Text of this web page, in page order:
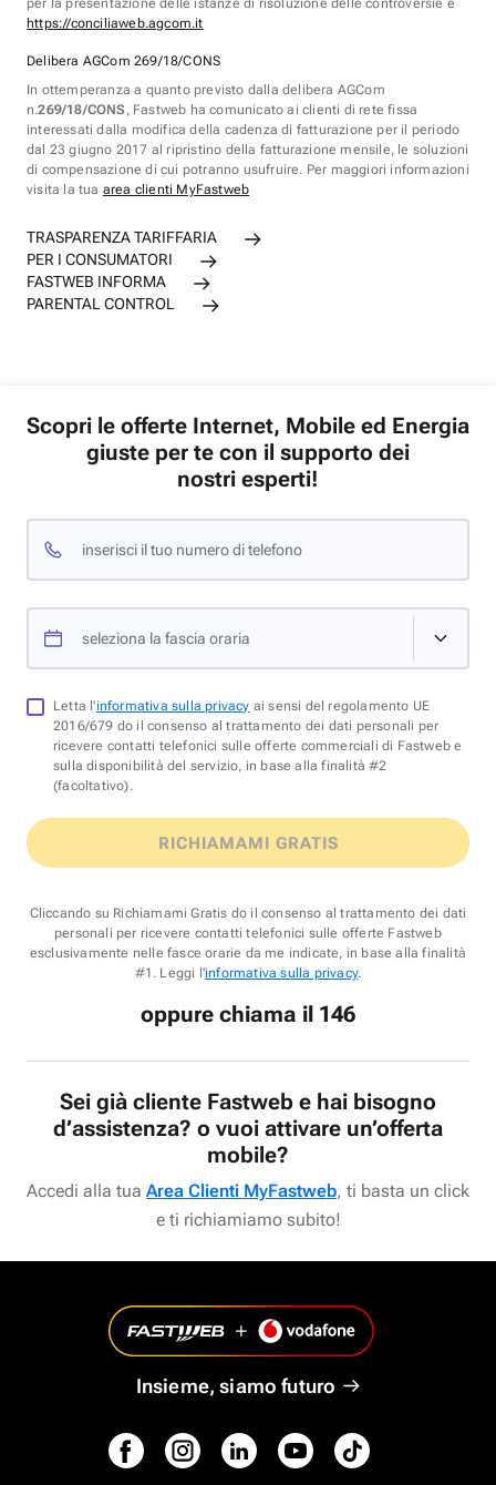
per la presentazione delle istanze di risoluzione delle controversie è
https://conciliaweb.agcom.it
Delibera AGCom 269/18/CONS
In ottemperanza a quanto previsto dalla delibera AGCom
n.269/18/CONS , Fastweb ha comunicato ai clienti di rete fissa
interessati dalla modifica della cadenza di fatturazione per il periodo
dal 23 giugno 2017 al ripristino della fatturazione mensile, le soluzioni
di compensazione di cui potranno usufruire. Per maggiori informazioni
visita la tua area clienti MyFastweb
TRASPARENZA TARIFFARIA
PER I CONSUMATORI
FASTWEB INFORMA
PARENTAL CONTROL
Scopri le offerte Internet, Mobile ed Energia
giuste per te con il supporto dei
nostri esperti!
inserisci il tuo numero di telefono
seleziona la fascia oraria
Letta l'informativa sulla privacy ai sensi del regolamento UE
2016/679 do il consenso al trattamento dei dati personali per
ricevere contatti telefonici sulle offerte commerciali di Fastweb e
sulla disponibilità del servizio, in base alla finalità #2
(facoltativo).
RICHIAMAMI GRATIS
Cliccando su Richiamami Gratis do il consenso al trattamento dei dati
personali per ricevere contatti telefonici sulle offerte Fastweb
esclusivamente nelle fasce orarie da me indicate, in base alla finalità
#1. Leggi l'informativa sulla privacy.
oppure chiama il 146
Sei già cliente Fastweb e hai bisogno
d’assistenza? o vuoi attivare un’offerta
mobile?
Accedi alla tua Area Clienti MyFastweb, ti basta un click
e ti richiamiamo subito!
Insieme, siamo futuro